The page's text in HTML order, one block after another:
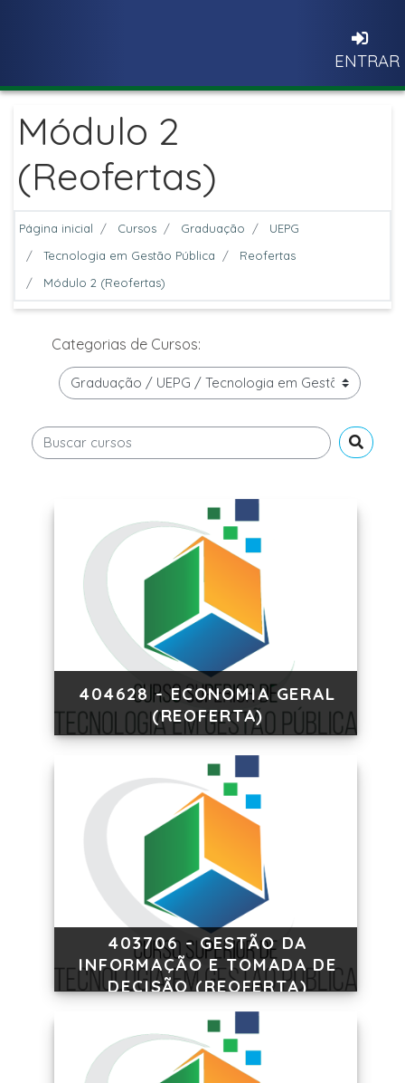
ENTRAR
Módulo 2
(Reofertas)
Página inicial Cursos Graduação
UEPG
Tecnologia em Gestão Pública
Reofertas
Módulo 2 (Reofertas)
Categorias de Cursos:
Buscar cursos
Buscar
404628 - ECONOMIA GERAL
(REOFERTA)
403706 - GESTÃO DA
INFORMAÇÃO E TOMADA DE
DECISÃO (REOFERTA)